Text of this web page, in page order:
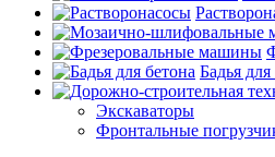
Бадья для
Экскаваторы
Фронтальные